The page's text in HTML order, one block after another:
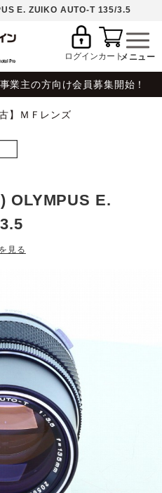
E. ZUIKO AUTO-T 135/3.5
ログインカート
業主の方向け会員募集開始！
古】ＭＦレンズ
OLYMPUS E.
見る